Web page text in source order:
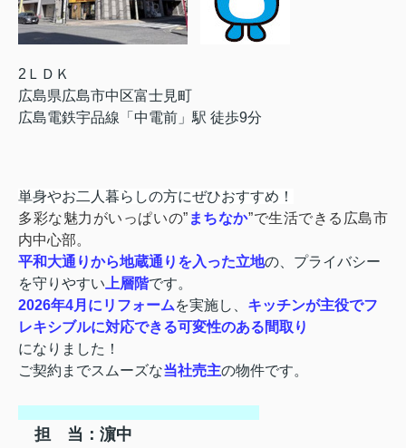
2ＬＤＫ
広島県広島市中区富士見町
広島電鉄宇品線「中電前」駅 徒歩9分
単身やお二人暮らしの方にぜひおすすめ！
多彩な魅力がいっぱいの” まちなか”で生活できる広島市
内中心部。
平和大通りから地蔵通りを入った立地の、プライバシー
を守りやすい 上層階です。
2026年4月にリフォームを実施し、 キッチンが主役でフ
レキシブルに対応できる可変性のある間取り
になりました！
ご契約までスムーズな当社売主の物件です。
担 当：濵中